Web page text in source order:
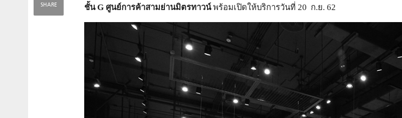
SHARE
ชั้น G ศูนย์การค้าสามย่านมิตรทาวน์พร้อมเปิดให้บริการวันที่ 20 ก.ย. 62